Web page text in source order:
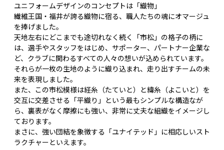
ユニフォームデザインのコンセプトは「織物」
繊維王国・福井が誇る織物に宿る、職人たちの魂にオマージュ
を捧げました。
天地左右にどこまでも途切れなく続く「市松」の格子の柄に
は、選手やスタッフをはじめ、サポーター、パートナー企業な
ど、クラブに関わるすべての人々の想いが込められています。
それらが一枚の生地のように織り込まれ、走り出すチームの未
来を表現しました。
また、この市松模様は経糸（たていと）と緯糸（よこいと）を
交互に交差させる「平織り」という最もシンプルな構造なが
ら、裏表がなく摩擦にも強い、非常に丈夫な組織をイメージし
ております。
まさに、強い団結を象徴する「ユナイテッド」に相応しいスト
ラクチャーといえます。